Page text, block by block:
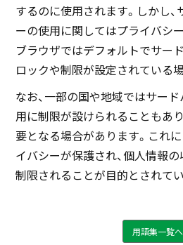
するのに使用されます。しかし
ーの使用に関してはプライバシ
ブラウザではデフォルトでサー
ロックや制限が設定されている
なお、一部の国や地域ではサー
用に制限が設けられることもあ
要となる場合があります。これ
イバシーが保護され、個人情報
制限されることが目的とされてい
用語集一覧へ